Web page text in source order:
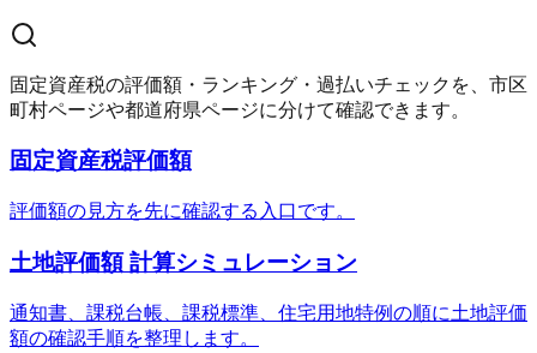
固定資産税の評価額・ランキング・過払いチェックを、市区
町村ページや都道府県ページに分けて確認できます。
固定資産税評価額
評価額の見方を先に確認する入口です。
土地評価額 計算シミュレーション
通知書、課税台帳、課税標準、住宅用地特例の順に土地評価
額の確認手順を整理します。